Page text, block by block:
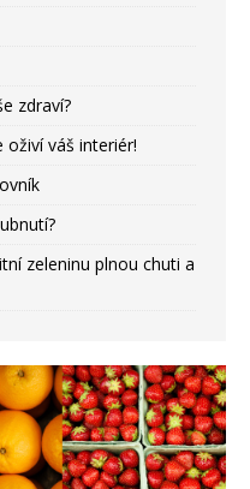
zdraví?
oživí váš interiér!
zeleninu plnou chuti a